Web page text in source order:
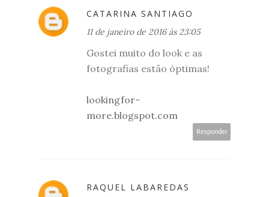
CATARINA SANTIAGO
11 de janeiro de 2016 às 23:05
Gostei muito do look e as
fotografias estão óptimas!
lookingfor-
more.blogspot.com
Responder
RAQUEL LABAREDAS